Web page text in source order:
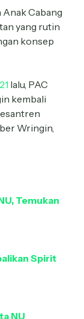
Cabang
yang rutin
konsep
lalu, PAC
kembali
Wringin,
Temukan
Spirit
NU